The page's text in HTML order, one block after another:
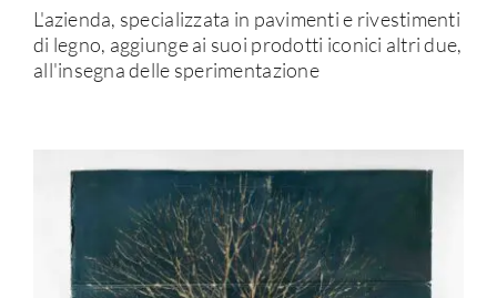
L'azienda, specializzata in pavimenti e rivestimenti
di legno, aggiunge ai suoi prodotti iconici altri due,
all'insegna delle sperimentazione